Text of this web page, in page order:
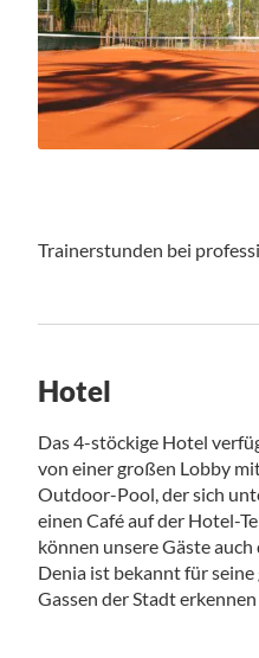
Trainerstunden bei
Hotel
Das 4-stöckige Hotel
von einer großen Lobby
Outdoor-Pool, der sich
einen Café auf der Hotel-
können unsere Gäste
Denia ist bekannt für
Gassen der Stadt erkennen